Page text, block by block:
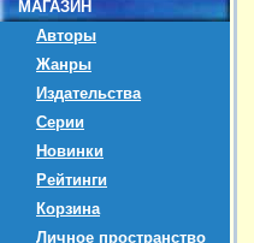
МАГАЗИН
Авторы
Жанры
Издательства
Серии
Новинки
Рейтинги
Корзина
Личное пространство